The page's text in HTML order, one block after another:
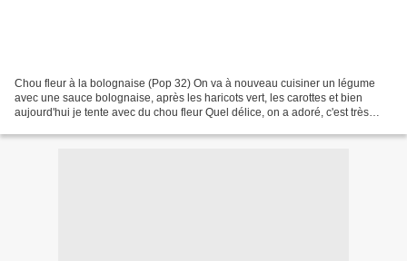
Chou fleur à la bolognaise (Pop 32) On va à nouveau cuisiner un légume
avec une sauce bolognaise, après les haricots vert, les carottes et bien
aujourd'hui je tente avec du chou fleur Quel délice, on a adoré, c'est très